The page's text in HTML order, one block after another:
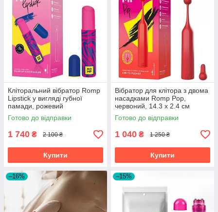
Кліторальний вібратор Romp
Lipstick у вигляді губної
памади, рожевий
Готово до відправки
1 740 ₴ 2 100 ₴
Купити
Вібратор для клітора з двома
насадками Romp Pop,
червоний, 14.3 х 2.4 см
Готово до відправки
1 040 ₴ 1 250 ₴
Купити
–16% –15%